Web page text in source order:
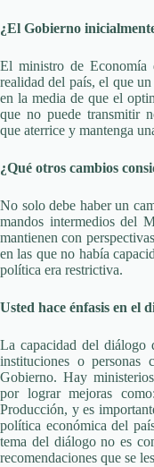
¿El Gobierno
El ministro de Economía
realidad del país, el que
en la media de que el
que no puede transmitir
que aterrice y mantenga
¿Qué otros cambios
No solo debe haber un
mandos intermedios del
mantienen con
en las que no había
política era restrictiva.
Usted hace énfasis en el
La capacidad del diálogo
instituciones o personas
Gobierno. Hay
por lograr mejoras
Producción, y es
política económica del
tema del diálogo no es
recomendaciones que se